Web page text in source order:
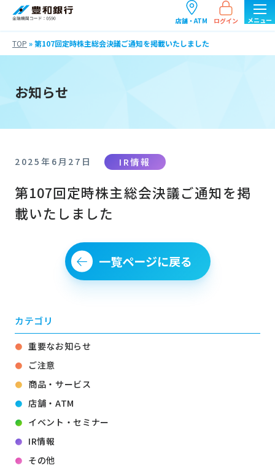
店舗・ATM ログイン
TOP »第107回定時株主総会決議ご通知を掲載いたしました
お知らせ
2025年6月27日 IR情報
第107回定時株主総会決議ご通知を掲
載いたしました
一覧ページに戻る
カテゴリ
重要なお知らせ
ご注意
商品・サービス
店舗・ATM
イベント・セミナー
IR情報
その他